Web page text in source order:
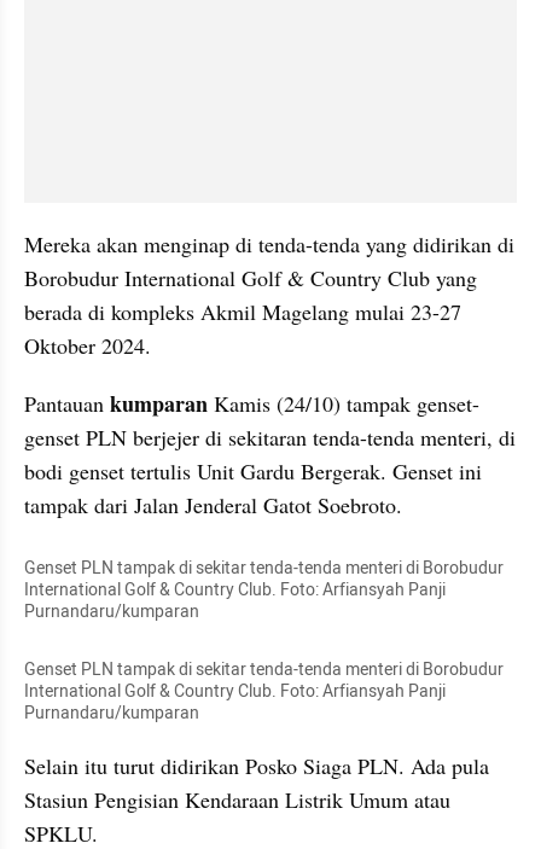
Mereka akan menginap di tenda-tenda yang didirikan di
Borobudur International Golf & Country Club yang
berada di kompleks Akmil Magelang mulai 23-27
Oktober 2024.
Pantauan kumparan Kamis (24/10) tampak genset-
genset PLN berjejer di sekitaran tenda-tenda menteri, di
bodi genset tertulis Unit Gardu Bergerak. Genset ini
tampak dari Jalan Jenderal Gatot Soebroto.
Genset PLN tampak di sekitar tenda-tenda menteri di Borobudur
International Golf & Country Club. Foto: Arfiansyah Panji
Purnandaru/kumparan
Genset PLN tampak di sekitar tenda-tenda menteri di Borobudur
International Golf & Country Club. Foto: Arfiansyah Panji
Purnandaru/kumparan
Selain itu turut didirikan Posko Siaga PLN. Ada pula
Stasiun Pengisian Kendaraan Listrik Umum atau
SPKLU.